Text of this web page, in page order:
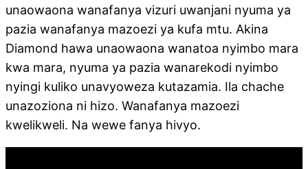
unaowaona wanafanya vizuri uwanjani nyuma ya
pazia wanafanya mazoezi ya kufa mtu. Akina
Diamond hawa unaowaona wanatoa nyimbo mara
kwa mara, nyuma ya pazia wanarekodi nyimbo
nyingi kuliko unavyoweza kutazamia. Ila chache
unazoziona ni hizo. Wanafanya mazoezi
kwelikweli. Na wewe fanya hivyo.